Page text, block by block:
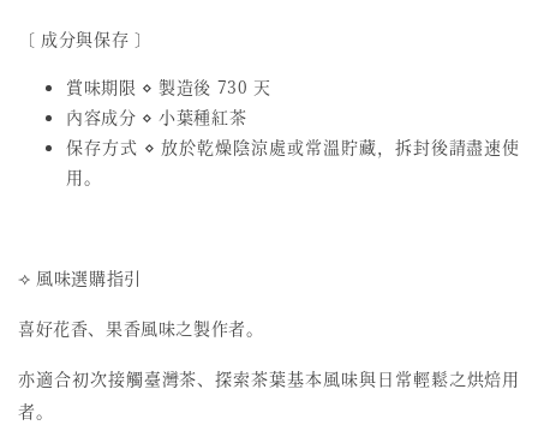
〔 成分與保存 〕
賞味期限 ⋄ 製造後 730 天
內容成分 ⋄ 小葉種紅茶
保存方式 ⋄ 放於乾燥陰涼處或常溫貯藏，拆封後請盡速使
用。
⟢ 風味選購指引
喜好花香、果香風味之製作者。
亦適合初次接觸臺灣茶、探索茶葉基本風味與日常輕鬆之烘焙用
者。